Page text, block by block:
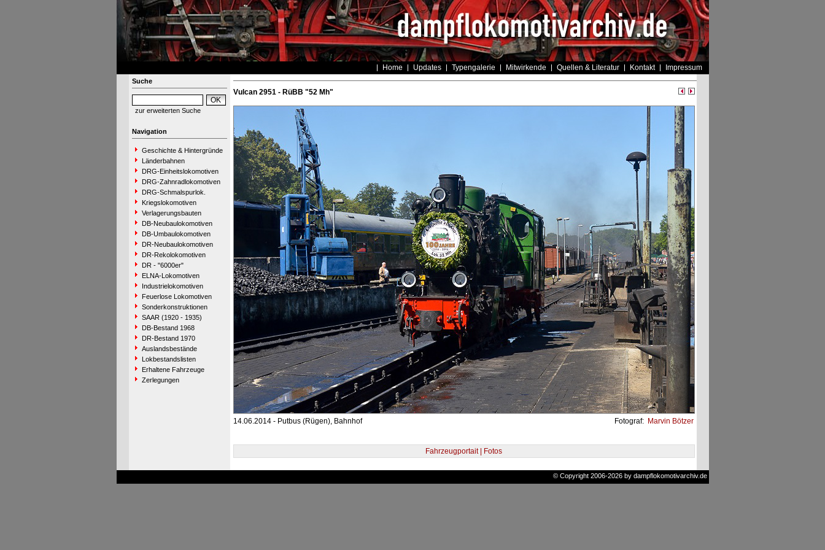
Home Updates Typengalerie Mitwirkende Quellen & Literatur Kontakt Impressum
Suche
zur erweiterten Suche
Navigation
Geschichte & Hintergründe
Länderbahnen
DRG-Einheitslokomotiven
DRG-Zahnradlokomotiven
DRG-Schmalspurlok.
Kriegslokomotiven
Verlagerungsbauten
DB-Neubaulokomotiven
DB-Umbaulokomotiven
DR-Neubaulokomotiven
DR-Rekolokomotiven
DR - "6000er"
ELNA-Lokomotiven
Industrielokomotiven
Feuerlose Lokomotiven
Sonderkonstruktionen
SAAR (1920 - 1935)
DB-Bestand 1968
DR-Bestand 1970
Auslandsbestände
Lokbestandslisten
Erhaltene Fahrzeuge
Zerlegungen
Vulcan 2951 - RüBB "52 Mh"
14.06.2014 - Putbus (Rügen), Bahnhof Fotograf: Marvin Bötzer
Fahrzeugportait | Fotos
© Copyright 2006-2026 by dampflokomotivarchiv.de